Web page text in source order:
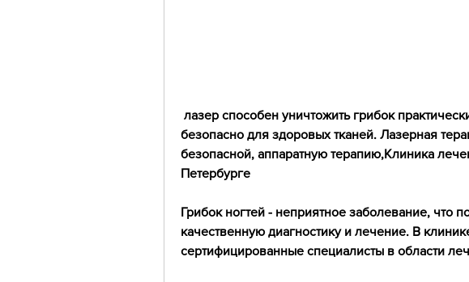
безопасно для здоровых тканей. Лазерная
безопасной, аппаратную терапию,Клиника
Петербурге
Грибок ногтей - неприятное заболевание, что
качественную диагностику и лечение. В
сертифицированные специалисты в области